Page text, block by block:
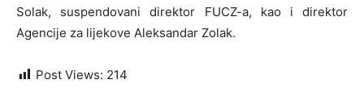
Solak, suspendovani direktor FUCZ-a, kao i direktor
Agencije za lijekove Aleksandar Zolak.
Post Views: 214